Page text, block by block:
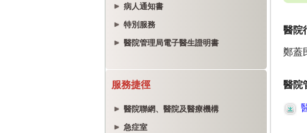
病人通知書
特別服務
醫院管理局電子醫生證明書
服務捷徑
醫院聯網、醫院及醫療機構
急症室